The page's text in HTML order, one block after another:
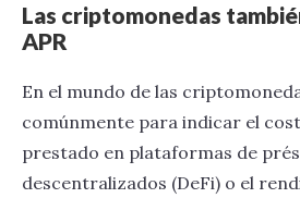
Las criptomonedas
APR
En el mundo de las
comúnmente para indicar el
prestado en plataformas de
descentralizados (DeFi) o el